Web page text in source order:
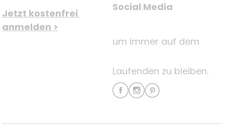
Jetzt kostenfrei
anmelden >
Social Media
um immer auf dem
Laufenden zu bleiben.